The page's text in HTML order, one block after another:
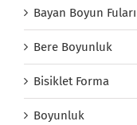
Bayan Boyun Fuları
Bere Boyunluk
Bisiklet Forma
Boyunluk